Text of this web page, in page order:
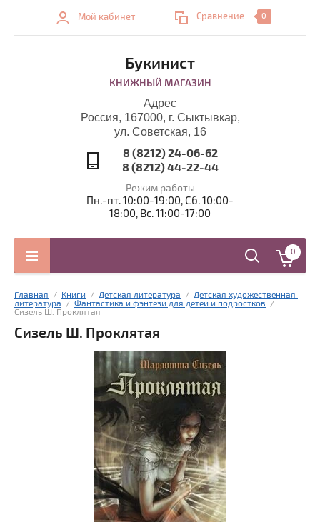
Мой кабинет Сравнение 0
Букинист
КНИЖНЫЙ МАГАЗИН
Адрес
Россия, 167000, г. Сыктывкар,
ул. Советская, 16
8 (8212) 24-06-62
8 (8212) 44-22-44
Режим работы
Пн.-пт. 10:00-19:00, Сб. 10:00-
18:00, Вс. 11:00-17:00
0
Главная
  /
Книги
  /
Детская литература
  /
Детская художественная
литература
  /
Фантастика и фэнтези для детей и подростков
  /
Сизель Ш. Проклятая
Сизель Ш. Проклятая